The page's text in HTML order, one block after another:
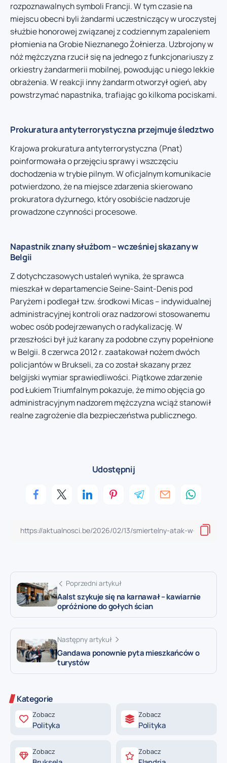
rozpoznawalnych symboli Francji. W tym czasie na
miejscu obecni byli żandarmi uczestniczący w uroczystej
służbie honorowej związanej z codziennym zapaleniem
płomienia na Grobie Nieznanego Żołnierza. Uzbrojony w
nóż mężczyzna rzucił się na jednego z funkcjonariuszy z
orkiestry żandarmerii mobilnej, powodując u niego lekkie
obrażenia. W reakcji inny żandarm otworzył ogień, aby
powstrzymać napastnika, trafiając go kilkoma pociskami.
Prokuratura antyterrorystyczna przejmuje śledztwo
Krajowa prokuratura antyterrorystyczna (Pnat)
poinformowała o przejęciu sprawy i wszczęciu
dochodzenia w trybie pilnym. W oficjalnym komunikacie
potwierdzono, że na miejsce zdarzenia skierowano
prokuratora dyżurnego, który osobiście nadzoruje
prowadzone czynności procesowe.
Napastnik znany służbom – wcześniej skazany w
Belgii
Z dotychczasowych ustaleń wynika, że sprawca
mieszkał w departamencie Seine-Saint-Denis pod
Paryżem i podlegał tzw. środkowi Micas – indywidualnej
administracyjnej kontroli oraz nadzorowi stosowanemu
wobec osób podejrzewanych o radykalizację. W
przeszłości był już karany za podobne czyny popełnione
w Belgii. 8 czerwca 2012 r. zaatakował nożem dwóch
policjantów w Brukseli, za co został skazany przez
belgijski wymiar sprawiedliwości. Piątkowe zdarzenie
pod Łukiem Triumfalnym pokazuje, że mimo objęcia go
administracyjnym nadzorem mężczyzna wciąż stanowił
realne zagrożenie dla bezpieczeństwa publicznego.
Udostępnij
Poprzedni artykuł
Aalst szykuje się na karnawał – kawiarnie
opróżnione do gołych ścian
Następny artykuł
Gandawa ponownie pyta mieszkańców o
turystów
Kategorie
Zobacz
Polityka
Zobacz
Polityka
Zobacz Zobacz